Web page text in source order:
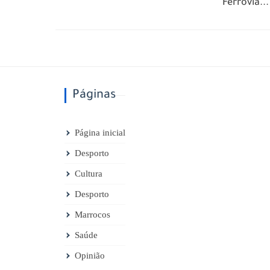
Ferrovia...
Páginas
Página inicial
Desporto
Cultura
Desporto
Marrocos
Saúde
Opinião